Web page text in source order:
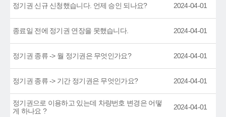
정기권 신규 신청했습니다. 언제 승인 되나요? 2024-04-01
종료일 전에 정기권 연장을 못했습니다. 2024-04-01
정기권 종류 -> 월 정기권은 무엇인가요? 2024-04-01
정기권 종류 -> 기간 정기권은 무엇인가요? 2024-04-01
정기권으로 이용하고 있는데 차량번호 변경은 어떻
게 하나요 ?
2024-04-01